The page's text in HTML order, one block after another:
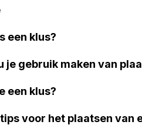
een klus?
je gebruik maken van
een klus?
voor het plaatsen van